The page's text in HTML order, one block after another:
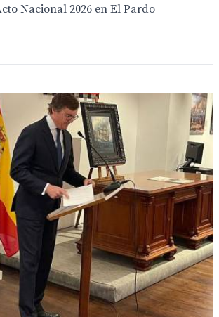
Nacional 2026 en El Pardo